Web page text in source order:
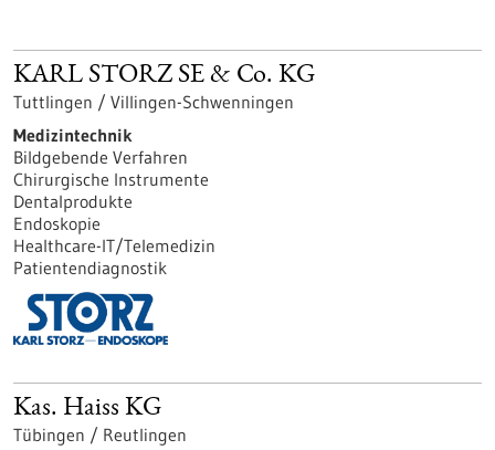
KARL STORZ SE & Co. KG
Tuttlingen / Villingen-Schwenningen
Medizintechnik
Bildgebende Verfahren
Chirurgische Instrumente
Dentalprodukte
Endoskopie
Healthcare-IT/Telemedizin
Patientendiagnostik
Kas. Haiss KG
Tübingen / Reutlingen